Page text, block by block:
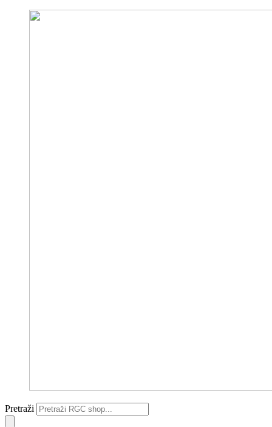
Pretraži